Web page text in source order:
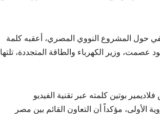
حول المشروع النووي المصري، أعقبه كلمة
وزير الكهرباء والطاقة المتجددة، تلتها
بوتين كلمته عبر تقنية الفيديو
مؤكداً أن التعاون القائم بين مصر